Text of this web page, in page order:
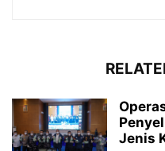
Jenis